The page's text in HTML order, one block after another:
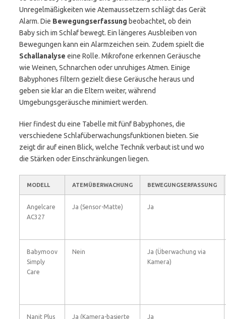
Unregelmäßigkeiten wie Atemaussetzern schlägt das Gerät
Alarm. Die Bewegungserfassung beobachtet, ob dein
Baby sich im Schlaf bewegt. Ein längeres Ausbleiben von
Bewegungen kann ein Alarmzeichen sein. Zudem spielt die
Schallanalyse eine Rolle. Mikrofone erkennen Geräusche
wie Weinen, Schnarchen oder unruhiges Atmen. Einige
Babyphones filtern gezielt diese Geräusche heraus und
geben sie klar an die Eltern weiter, während
Umgebungsgeräusche minimiert werden.
Hier findest du eine Tabelle mit fünf Babyphones, die
verschiedene Schlafüberwachungsfunktionen bieten. Sie
zeigt dir auf einen Blick, welche Technik verbaut ist und wo
die Stärken oder Einschränkungen liegen.
MODELL ATEMÜBERWACHUNG BEWEGUNGSERFASSUNG
Angelcare
AC327
Ja (Sensor-Matte) Ja
Babymoov
Simply
Care
Nein
Ja (Überwachung via
Kamera)
Nanit Plus
Ja (Kamera-basierte
Ja